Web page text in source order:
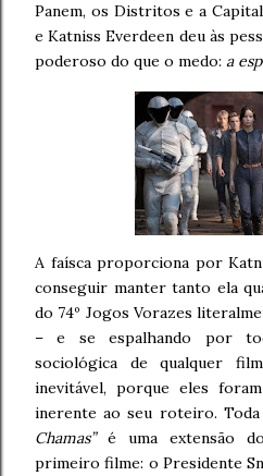
Panem, os Distritos e a
e Katniss Everdeen deu às
poderoso do que o medo: a
A faísca proporciona por
conseguir manter tanto ela
do 74º Jogos Vorazes
– e se espalhando por
sociológica de qualquer
inevitável, porque eles
inerente ao seu roteiro.
Chamas”é uma extensão
primeiro filme: o Presidente